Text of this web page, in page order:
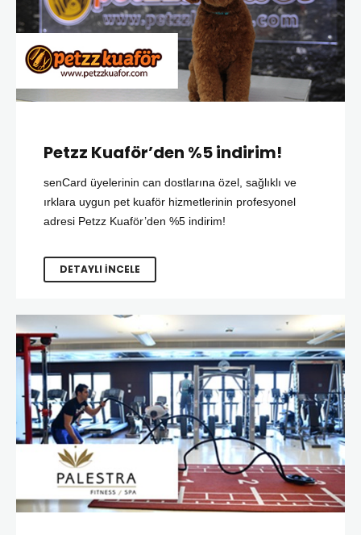
Petzz Kuaför’den %5 indirim!
senCard üyelerinin can dostlarına özel, sağlıklı ve
ırklara uygun pet kuaför hizmetlerinin profesyonel
adresi Petzz Kuaför’den %5 indirim!
DETAYLI İNCELE